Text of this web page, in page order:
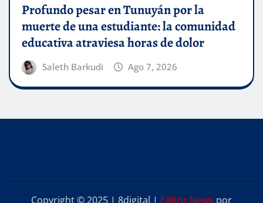
Profundo pesar en Tunuyán por la
muerte de una estudiante: la comunidad
educativa atraviesa horas de dolor
Saleth Barkudi Ago 7, 2026
Copyright © 2025 | 8digital | Editor News por